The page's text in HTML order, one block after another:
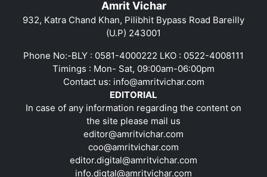
Amrit Vichar
932, Katra Chand Khan, Pilibhit Bypass Road Bareilly
(U.P) 243001
Phone No:-BLY : 0581-4000222 LKO : 0522-4008111
Timings : Mon- Sat, 09:00am-06:00pm
Contact us: info@amritvichar.com
EDITORIAL
In case of any information regarding the content on
the site please mail us
editor@amritvichar.com
coo@amritvichar.com
editor.digital@amritvichar.com
info.digtal@amritvichar.com